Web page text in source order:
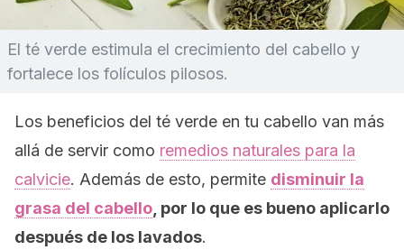
El té verde estimula el crecimiento del cabello y
fortalece los folículos pilosos.
Los beneficios del té verde en tu cabello van más
allá de servir como remedios naturales para la
calvicie. Además de esto, permite disminuir la
grasa del cabello , por lo que es bueno aplicarlo
después de los lavados.